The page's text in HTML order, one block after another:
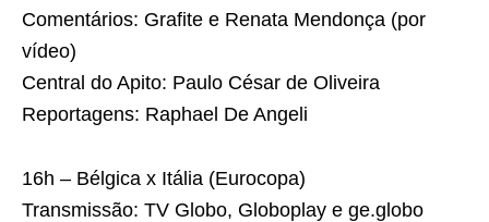
Comentários: Grafite e Renata Mendonça (por
vídeo)
Central do Apito: Paulo César de Oliveira
Reportagens: Raphael De Angeli
16h – Bélgica x Itália (Eurocopa)
Transmissão: TV Globo, Globoplay e ge.globo